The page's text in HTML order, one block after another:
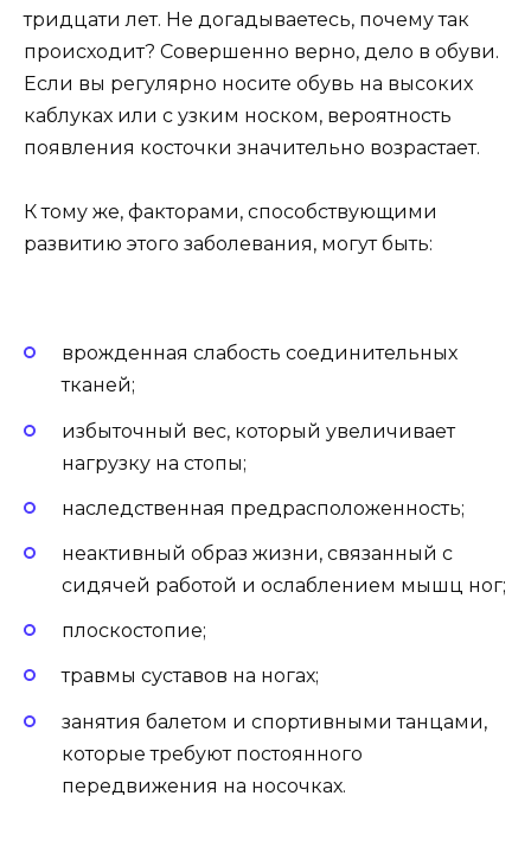
тридцати лет. Не догадываетесь, почему так
происходит? Совершенно верно, дело в обуви.
Если вы регулярно носите обувь на высоких
каблуках или с узким носком, вероятность
появления косточки значительно возрастает.
К тому же, факторами, способствующими
развитию этого заболевания, могут быть:
врожденная слабость соединительных
тканей;
избыточный вес, который увеличивает
нагрузку на стопы;
наследственная предрасположенность;
неактивный образ жизни, связанный с
сидячей работой и ослаблением мышц ног;
плоскостопие;
травмы суставов на ногах;
занятия балетом и спортивными танцами,
которые требуют постоянного
передвижения на носочках.